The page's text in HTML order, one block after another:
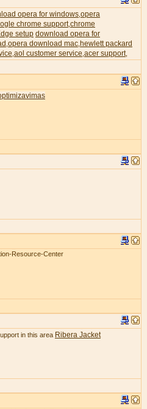
opera for windows opera
chrome support,chrome
setup download opera for
opera download mac hewlett packard
aol customer service acer support,
Resource-Center
in this area Ribera Jacket